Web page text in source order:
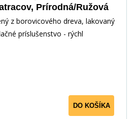
Prírodná/Ružová
z borovicového dreva, lakovaný
príslušenstvo - rýchl
DO KOŠÍKA